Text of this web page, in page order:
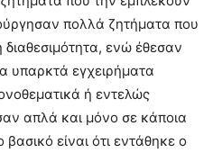
πολλά ζητήματα που
ενώ έθεσαν
υπαρκτά εγχειρήματα
ή εντελώς
απλά και μόνο σε κάποια
είναι ότι εντάθηκε ο